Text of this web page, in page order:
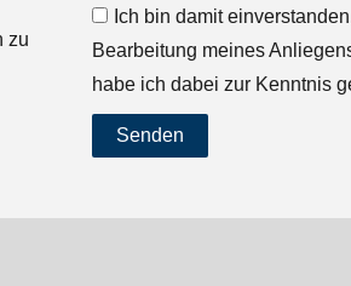
zu
Ich bin damit
Bearbeitung meines
habe ich dabei zur Kenntnis
Senden